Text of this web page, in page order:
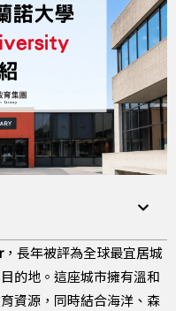
，長年被評為全球最宜居城
的地。這座城市擁有溫和
資源，同時結合海洋、森